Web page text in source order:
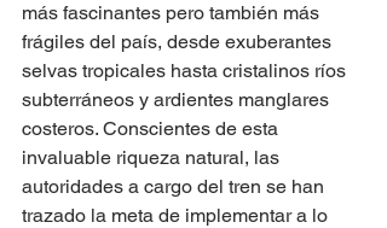
más fascinantes pero también más
frágiles del país, desde exuberantes
selvas tropicales hasta cristalinos ríos
subterráneos y ardientes manglares
costeros. Conscientes de esta
invaluable riqueza natural, las
autoridades a cargo del tren se han
trazado la meta de implementar a lo